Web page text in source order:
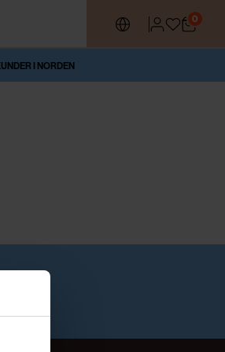
0
I NORDEN